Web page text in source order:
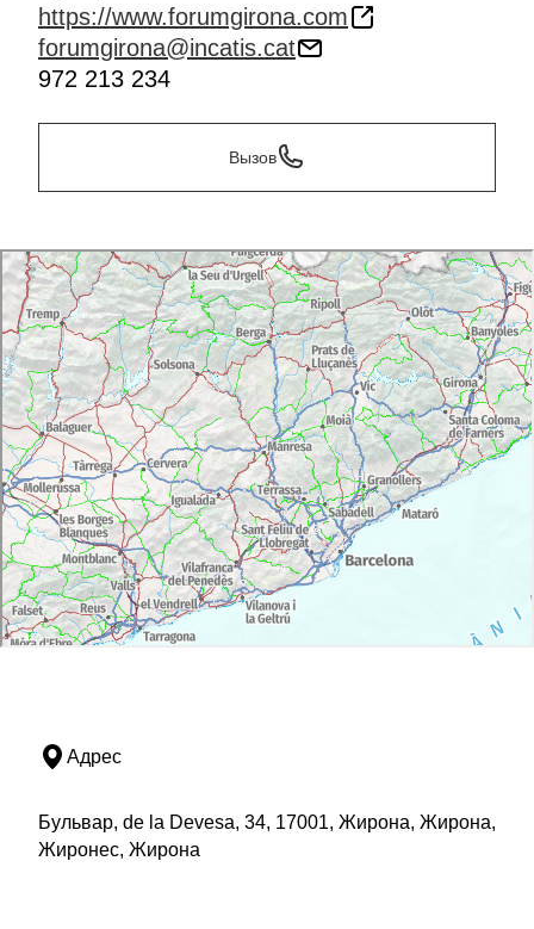
https://www.forumgirona.com
forumgirona@incatis.cat
972 213 234
Вызов
Адрес
Бульвар, de la Devesa, 34, 17001, Жирона, Жирона,
Жиронес, Жирона